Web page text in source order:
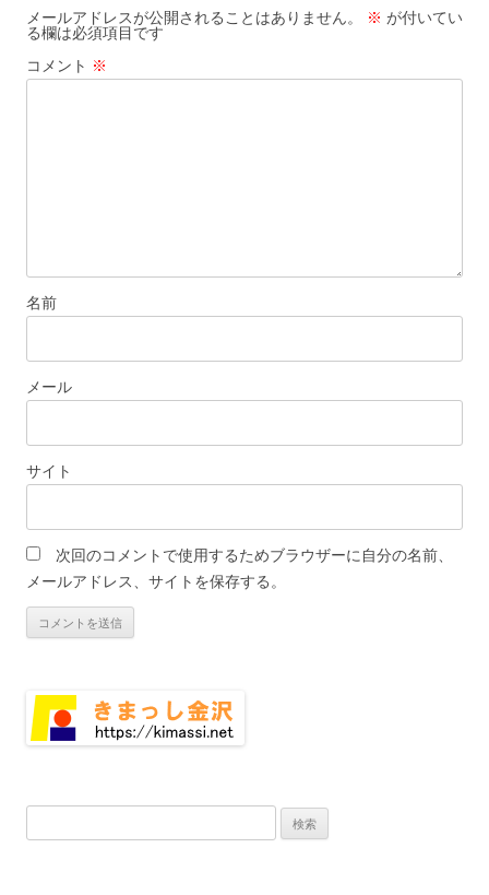
ー
シ
ョ
メールアドレスが公開されることはありません。 ※ が付いてい
る欄は必須項目です
コメント ※
名前
メール
サイト
次回のコメントで使用するためブラウザーに自分の名前、
メールアドレス、サイトを保存する。
索: